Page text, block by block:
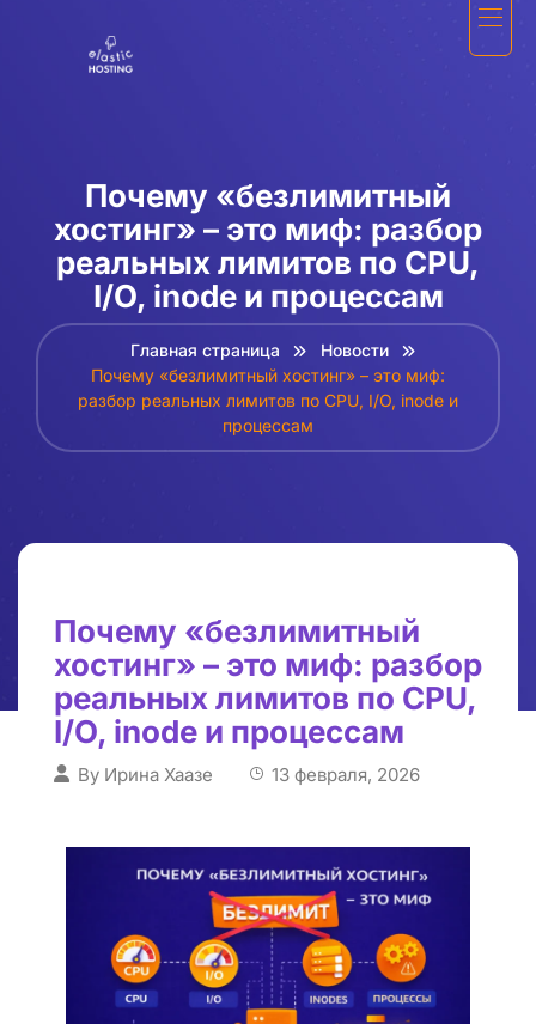
Почему «безлимитный
хостинг» – это миф: разбор
реальных лимитов по CPU,
I/O, inode и процессам
Главная страница
Новости
Почему «безлимитный хостинг» – это миф:
разбор реальных лимитов по CPU, I/O, inode и
процессам
Почему «безлимитный
хостинг» – это миф: разбор
реальных лимитов по CPU,
I/O, inode и процессам
By Ирина Хаазе 13 февраля, 2026